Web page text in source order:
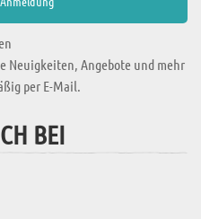
Neuigkeiten, Angebote und mehr
per E-Mail.
BEI